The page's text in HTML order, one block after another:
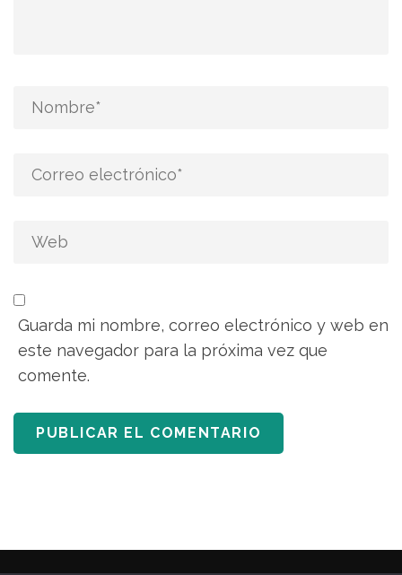
Guarda mi nombre, correo electrónico y web en
este navegador para la próxima vez que
comente.